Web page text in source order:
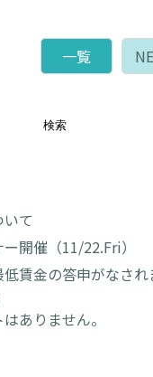
一覧
検索
て
開催（11/22.Fri）
賃金の答申がなされ
ありません。